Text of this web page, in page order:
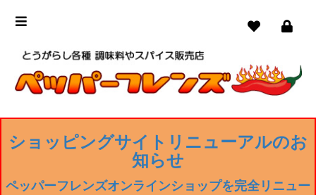
ショッピングサイトリニューアルのお
知らせ
ペッパーフレンズオンラインショップを完全リニュー